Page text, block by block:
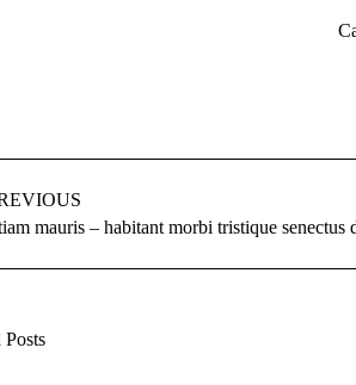
mauris – habitant morbi tristique senectus
Posts